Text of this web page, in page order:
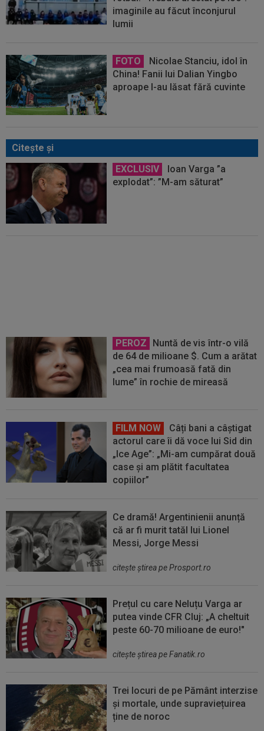
imaginile au făcut înconjurul
lumii
FOTO
Nicolae Stanciu, idol în
China! Fanii lui Dalian Yingbo
aproape l-au lăsat fără cuvinte
Citeşte şi
EXCLUSIV
Ioan Varga ”a
explodat”: ”M-am săturat”
PEROZ
Nuntă de vis într-o vilă
de 64 de milioane $. Cum a arătat
„cea mai frumoasă fată din
lume” în rochie de mireasă
FILM NOW
Câți bani a câștigat
actorul care îi dă voce lui Sid din
„Ice Age”: „Mi-am cumpărat două
case și am plătit facultatea
copiilor”
Ce dramă! Argentinienii anunță
că ar fi murit tatăl lui Lionel
Messi, Jorge Messi
citeşte ştirea pe Prosport.ro
Prețul cu care Neluțu Varga ar
putea vinde CFR Cluj: „A cheltuit
peste 60-70 milioane de euro!"
citeşte ştirea pe Fanatik.ro
Trei locuri de pe Pământ interzise
și mortale, unde supraviețuirea
ține de noroc